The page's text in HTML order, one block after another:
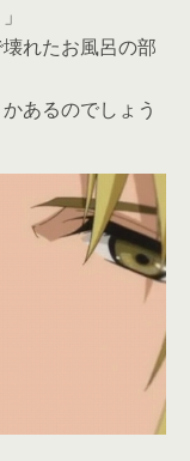
れたお風呂の部
あるのでしょう